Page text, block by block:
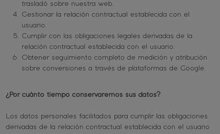
trasladó sobre nuestra web.
Gestionar la relación contractual establecida con el
usuario.
Cumplir con las obligaciones legales derivadas de la
relación contractual establecida con el usuario.
Obtener seguimiento completo de medición y atribución
sobre conversiones a través de plataformas de Google.
¿Por cuánto tiempo conservaremos sus datos?
Los datos personales facilitados para cumplir las obligaciones
derivadas de la relación contractual establecida con el usuario